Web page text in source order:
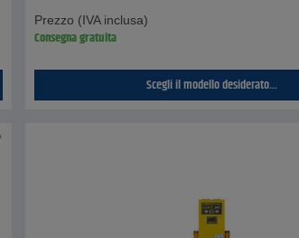
Prezzo (IVA inclusa)
Consegna gratuita
Scegli il modello desiderato...